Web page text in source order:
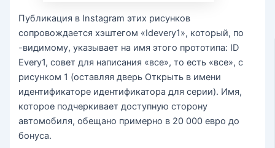
Публикация в Instagram этих рисунков
сопровождается хэштегом «Idevery1», который, по
-видимому, указывает на имя этого прототипа: ID
Every1, совет для написания «все», то есть «все», с
рисунком 1 (оставляя дверь Открыть в имени
идентификаторе идентификатора для серии). Имя,
которое подчеркивает доступную сторону
автомобиля, обещано примерно в 20 000 евро до
бонуса.